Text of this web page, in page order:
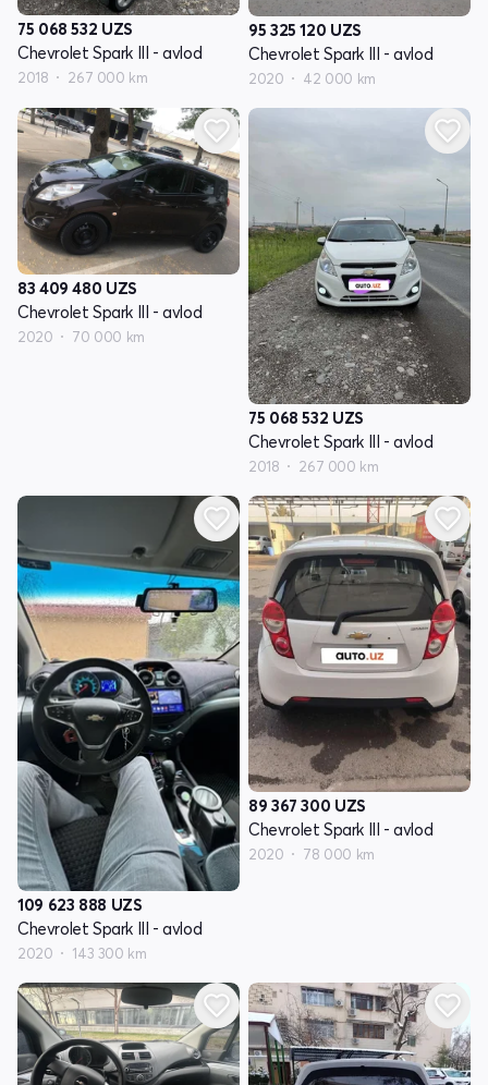
75 068 532 UZS
Chevrolet Spark III - avlod
2018 267 000 km
95 325 120 UZS
Chevrolet Spark III - avlod
2020 42 000 km
83 409 480 UZS
Chevrolet Spark III - avlod
2020 70 000 km
75 068 532 UZS
Chevrolet Spark III - avlod
2018 267 000 km
109 623 888 UZS
Chevrolet Spark III - avlod
2020 143 300 km
89 367 300 UZS
Chevrolet Spark III - avlod
2020 78 000 km